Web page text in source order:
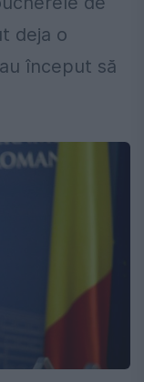
deja o
început să